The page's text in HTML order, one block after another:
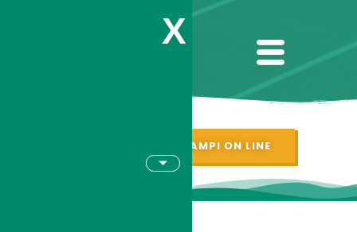
X
PRENOTAZIONI CAMPI ON LINE